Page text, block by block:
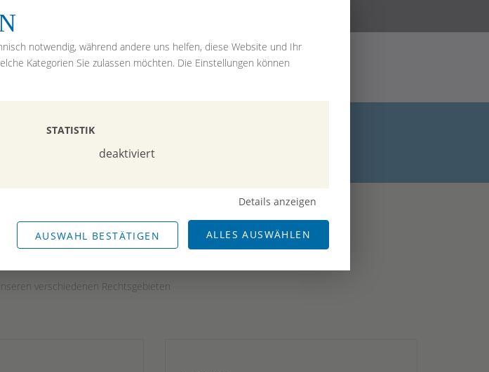
notwendig, während andere uns helfen, diese Website und Ihr
Kategorien Sie zulassen möchten. Die Einstellungen können
STATISTIK
deaktiviert
Details anzeigen
AUSWAHL BESTÄTIGEN ALLES AUSWÄHLEN
verschiedenen Rechtsgebieten